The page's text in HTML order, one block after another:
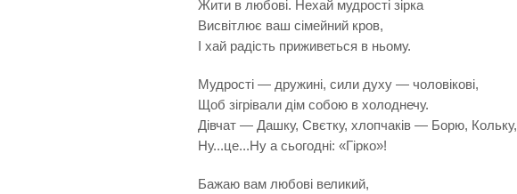
Жити в любові. Нехай мудрості зірка
Висвітлює ваш сімейний кров,
І хай радість приживеться в ньому.
Мудрості — дружині, сили духу — чоловікові,
Щоб зігрівали дім собою в холоднечу.
Дівчат — Дашку, Свєтку, хлопчаків — Борю, Кольку,
Ну...це...Ну а сьогодні: «Гірко»!
Бажаю вам любові великий,